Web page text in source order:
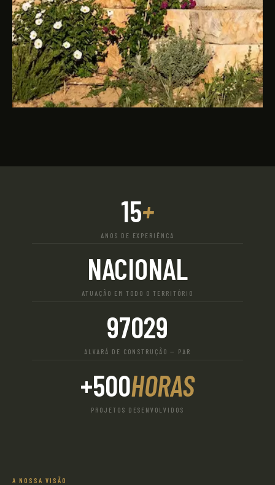
15+
ANOS DE EXPERIÊNCA
NACIONAL
ATUAÇÃO EM TODO O TERRITÓRIO
97029
ALVARÁ DE CONSTRUÇÃO — PAR
+500HORAS
PROJETOS DESENVOLVIDOS
A NOSSA VISÃO